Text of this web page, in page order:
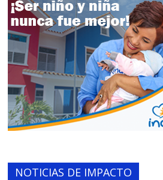
NOTICIAS DE IMPACTO